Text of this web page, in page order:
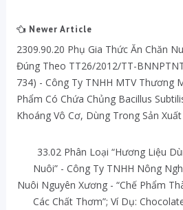
Newer Article
2309.90.20 Phụ Gia Thức Ăn Chăn
Đúng Theo TT26/2012/TT-
734) - Công Ty TNHH MTV Thương
Phẩm Có Chứa Chủng Bacillus
Khoáng Vô Cơ, Dùng Trong Sản
33.02 Phân Loại “Hương Liệu
Nuôi” - Công Ty TNHH Nông
Nuôi Nguyên Xương - “chế Phẩm
Các Chất Thơm”; Ví Dụ: